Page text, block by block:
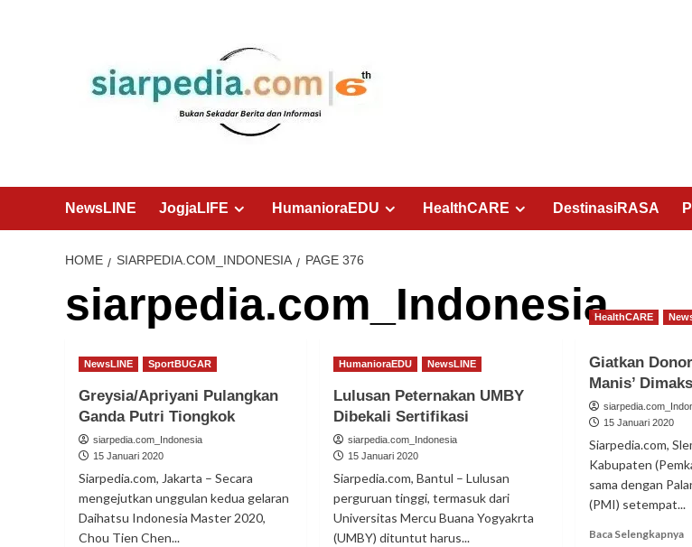
NewsLINE JogjaLIFE HumanioraEDU HealthCARE DestinasiRASA
HOME SIARPEDIA.COM_INDONESIA PAGE 376
siarpedia.com_Indonesia
NewsLINE SportBUGAR
Greysia/Apriyani Pulangkan
Ganda Putri Tiongkok
siarpedia.com_Indonesia
15 Januari 2020
Siarpedia.com, Jakarta – Secara
mengejutkan unggulan kedua gelaran
Daihatsu Indonesia Master 2020,
Chou Tien Chen...
HumanioraEDU NewsLINE
Lulusan Peternakan UMBY
Dibekali Sertifikasi
siarpedia.com_Indonesia
15 Januari 2020
Siarpedia.com, Bantul – Lulusan
perguruan tinggi, termasuk dari
Universitas Mercu Buana Yogyakrta
(UMBY) dituntut harus...
HealthCARE
Giatkan
Manis’
15 Januari 2020
Siarpedia.com,
Kabupaten
sama dengan
(PMI) setempat...
Baca Selengkapnya